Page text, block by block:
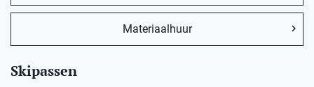
Materiaalhuur
Skipassen